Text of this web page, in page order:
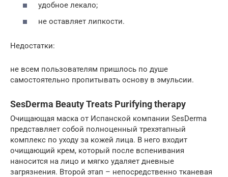
удобное лекало;
не оставляет липкости.
Недостатки:
не всем пользователям пришлось по душе
самостоятельно пропитывать основу в эмульсии.
SesDerma Beauty Treats Purifying therapy
Очищающая маска от Испанской компании SesDerma
представляет собой полноценный трехэтапный
комплекс по уходу за кожей лица. В него входит
очищающий крем, который после вспенивания
наносится на лицо и мягко удаляет дневные
загрязнения. Второй этап – непосредственно тканевая